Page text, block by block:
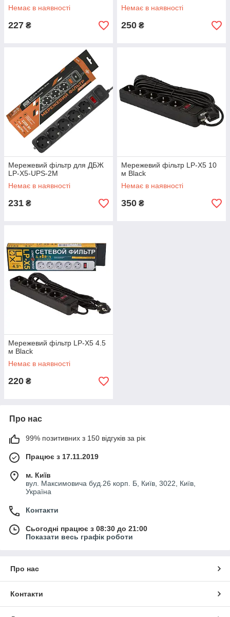
Немає в наявності
227 ₴
Немає в наявності
250 ₴
Мережевий фільтр для ДБЖ
LP-X5-UPS-2M
Немає в наявності
231 ₴
Мережевий фільтр LP-X5 10
м Black
Немає в наявності
350 ₴
Мережевий фільтр LP-X5 4.5
м Black
Немає в наявності
220 ₴
Про нас
99% позитивних з 150 відгуків за рік
Працює з 17.11.2019
м. Київ
вул. Максимовича буд.26 корп. Б, Київ, 3022, Київ,
Україна
Контакти
Сьогодні працює з 08:30 до 21:00
Показати весь графік роботи
Про нас
Контакти